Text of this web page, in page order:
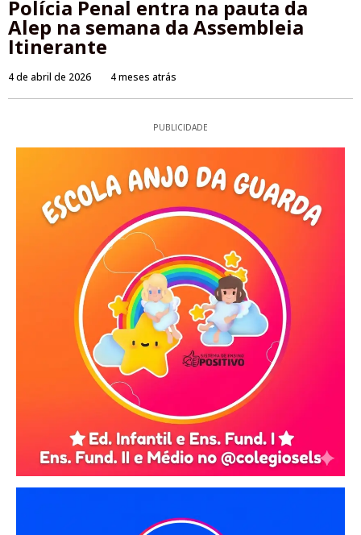
Polícia Penal entra na pauta da
Alep na semana da Assembleia
Itinerante
4 de abril de 2026 4 meses atrás
PUBLICIDADE